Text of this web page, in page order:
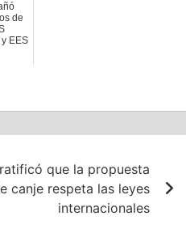
de
EES
que la propuesta
canje respeta las leyes
internacionales